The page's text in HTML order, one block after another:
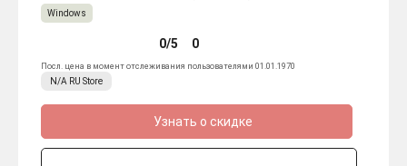
Windows
0/5 0
Посл. цена в момент отслеживания пользователями 01.01.1970
N/A RU Store
Узнать о скидке